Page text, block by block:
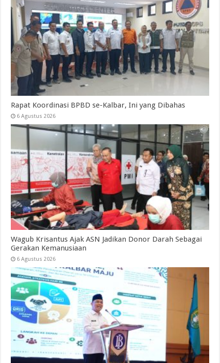
Rapat Koordinasi BPBD se-Kalbar, Ini yang Dibahas
6 Agustus 2026
Wagub Krisantus Ajak ASN Jadikan Donor Darah Sebagai
Gerakan Kemanusiaan
6 Agustus 2026